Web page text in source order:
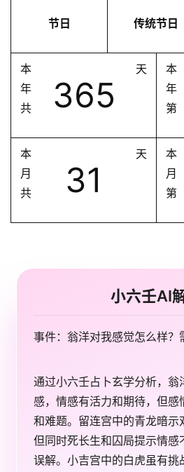
节日 传统节日
本
年
共
365
天
本
年
第
本
月
共
31
天
本
月
第
小六壬AI
事件：翁洋对我感觉怎么样？
通过小六壬占卜玄学分析，翁
感，情感有活力和期待，但感
和难题。留连宫中的青龙暗示
但同时死长生和囚局提示情感
误解。小吉宫中的白虎虽有挑